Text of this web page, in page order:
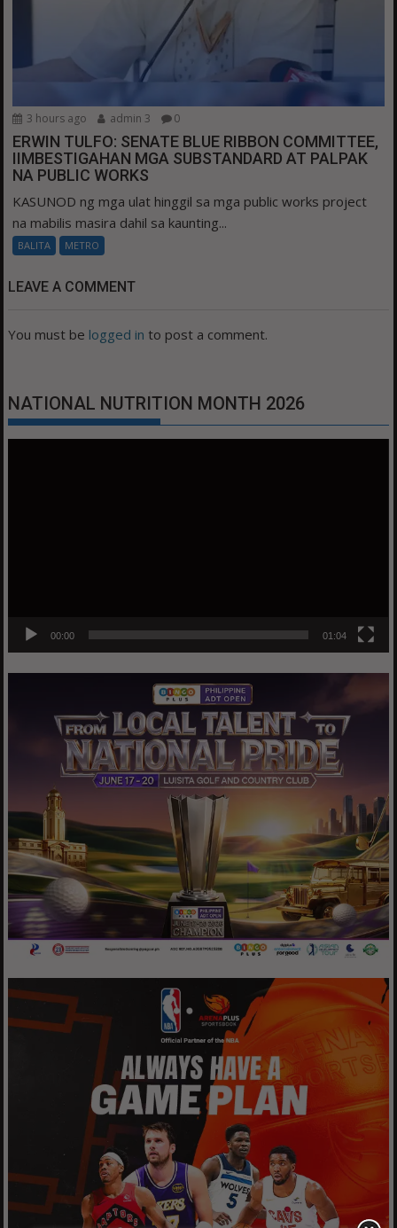
3 hours ago admin 3 0
ERWIN TULFO: SENATE BLUE RIBBON COMMITTEE,
IIMBESTIGAHAN MGA SUBSTANDARD AT PALPAK
NA PUBLIC WORKS
KASUNOD ng mga ulat hinggil sa mga public works project
na mabilis masira dahil sa kaunting...
BALITA METRO
LEAVE A COMMENT
You must be logged in to post a comment.
NATIONAL NUTRITION MONTH 2026
00:00 01:04